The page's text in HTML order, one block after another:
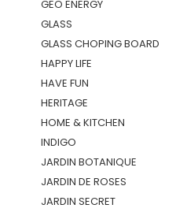
GEO ENERGY
GLASS
GLASS CHOPING BOARD
HAPPY LIFE
HAVE FUN
HERITAGE
HOME & KITCHEN
INDIGO
JARDIN BOTANIQUE
JARDIN DE ROSES
JARDIN SECRET